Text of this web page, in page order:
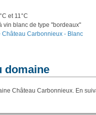
et 11°C
vin blanc de type "bordeaux"
Château Carbonnieux - Blanc
domaine
Château Carbonnieux. En